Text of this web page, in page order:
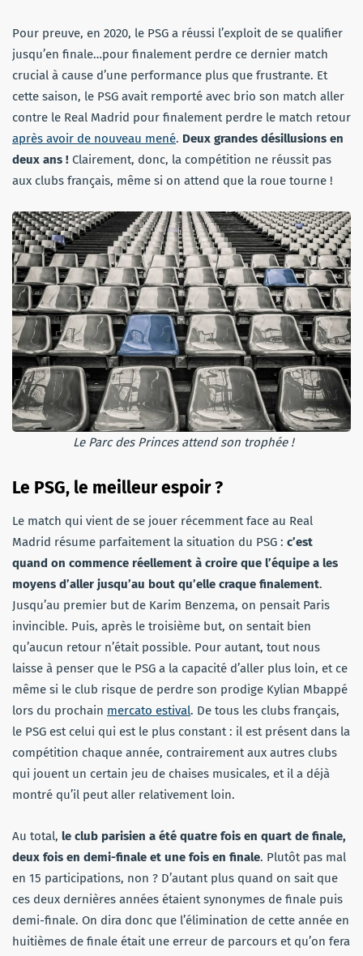
Pour preuve, en 2020, le PSG a réussi l’exploit de se qualifier
jusqu’en finale…pour finalement perdre ce dernier match
crucial à cause d’une performance plus que frustrante. Et
cette saison, le PSG avait remporté avec brio son match aller
contre le Real Madrid pour finalement perdre le match retour
après avoir de nouveau mené. Deux grandes désillusions en
deux ans ! Clairement, donc, la compétition ne réussit pas
aux clubs français, même si on attend que la roue tourne !
Le Parc des Princes attend son trophée !
Le PSG, le meilleur espoir ?
Le match qui vient de se jouer récemment face au Real
Madrid résume parfaitement la situation du PSG : c’est
quand on commence réellement à croire que l’équipe a les
moyens d’aller jusqu’au bout qu’elle craque finalement.
Jusqu’au premier but de Karim Benzema, on pensait Paris
invincible. Puis, après le troisième but, on sentait bien
qu’aucun retour n’était possible. Pour autant, tout nous
laisse à penser que le PSG a la capacité d’aller plus loin, et ce
même si le club risque de perdre son prodige Kylian Mbappé
lors du prochain mercato estival. De tous les clubs français,
le PSG est celui qui est le plus constant : il est présent dans la
compétition chaque année, contrairement aux autres clubs
qui jouent un certain jeu de chaises musicales, et il a déjà
montré qu’il peut aller relativement loin.
Au total, le club parisien a été quatre fois en quart de finale,
deux fois en demi-finale et une fois en finale. Plutôt pas mal
en 15 participations, non ? D’autant plus quand on sait que
ces deux dernières années étaient synonymes de finale puis
demi-finale. On dira donc que l’élimination de cette année en
huitièmes de finale était une erreur de parcours et qu’on fera